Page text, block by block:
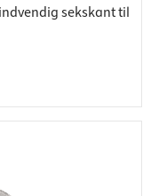
sekskant til